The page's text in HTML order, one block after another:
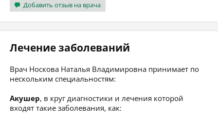
Добавить отзыв на врача
Лечение заболеваний
Врач Носкова Наталья Владимировна принимает по
нескольким специальностям:
Акушер, в круг диагностики и лечения которой
входят такие заболевания, как: